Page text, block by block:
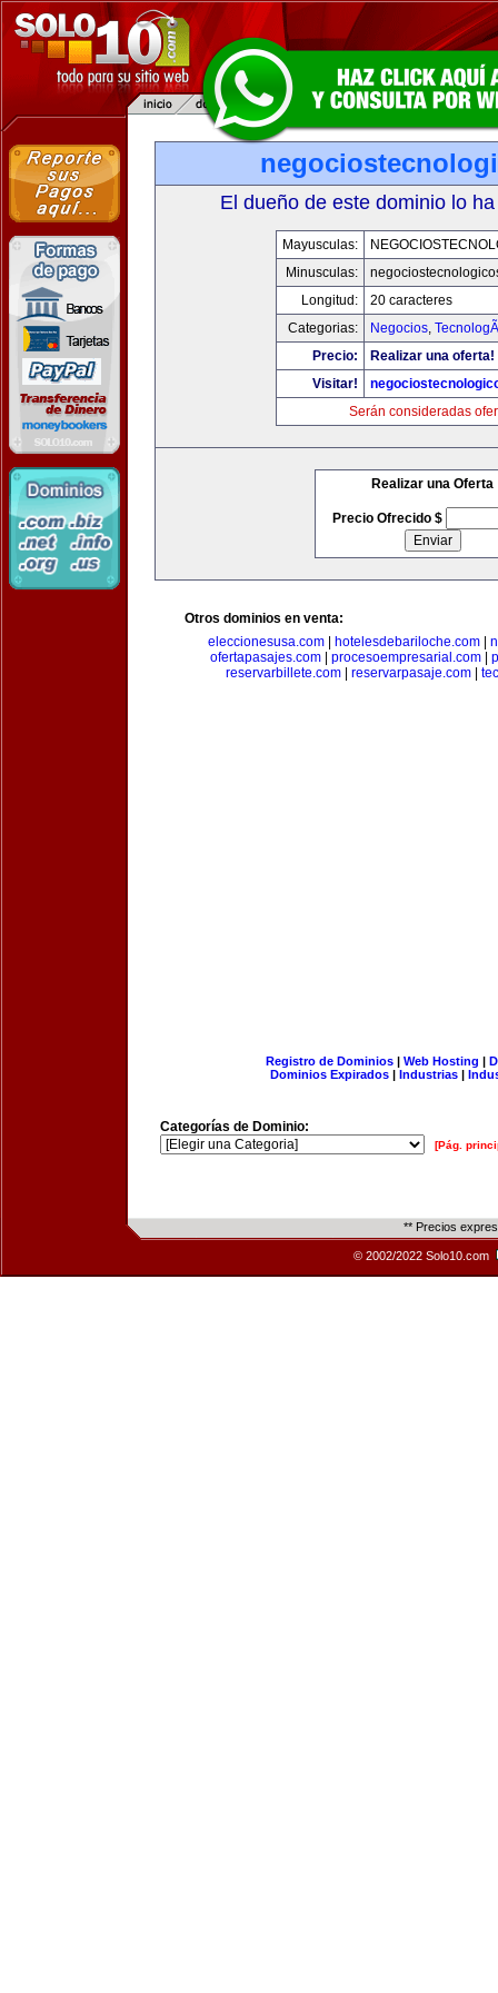
El dueño de este dominio lo
Mayusculas:
Minusculas:
Longitud:
20 caracteres
Categorias:
Negocios,
Precio:
Realizar una oferta!
Visitar!
Serán consideradas
Realizar una Oferta
Precio Ofrecido $
Otros dominios en venta:
eleccionesusa.com| hotelesdebariloche.com|
ofertapasajes.com| procesoempresarial.com|
reservarbillete.com
reservarpasaje.com
Registro de Dominios| Web Hosting |
Dominios Expirados | Industrias |
Categorías de Dominio:
[Pág.
** Precios
© 2002/2022 Solo10.com